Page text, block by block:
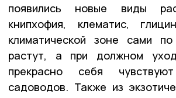
появились новые виды
книпхофия, клематис,
климатической зоне сами
растут, а при должном
прекрасно себя
садоводов. Также из